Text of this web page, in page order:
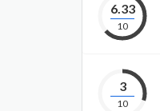
6.33
10
3
10